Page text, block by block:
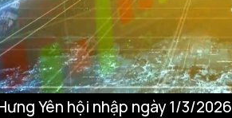
Yên hội nhập ngày 1/3/2026